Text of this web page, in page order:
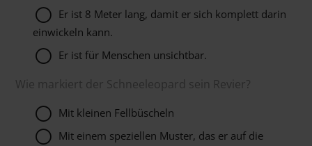
Er ist 8 Meter lang, damit er sich komplett darin
einwickeln kann.
Er ist für Menschen unsichtbar.
Wie markiert der Schneeleopard sein Revier?
Mit kleinen Fellbüscheln
Mit einem speziellen Muster, das er auf die